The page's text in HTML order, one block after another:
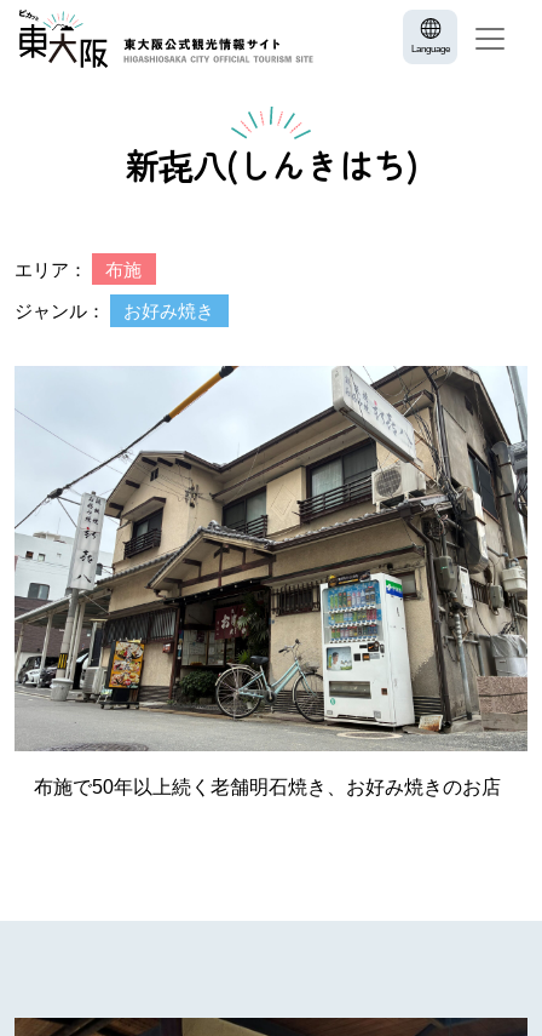
Language
新㐂八(しんきはち)
エリア： 布施
ジャンル： お好み焼き
布施で50年以上続く老舗明石焼き、お好み焼きのお店